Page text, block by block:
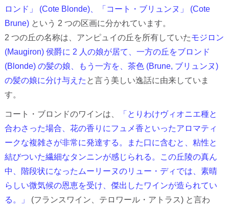
ロンド」 (Cote Blonde)、「コート・ブリュンヌ」 (Cote
Brune) という 2 つの区画に分かれています。
2 つの丘の名称は、アンピュイの丘を所有していたモジロン
(Maugiron) 侯爵に 2 人の娘が居て、一方の丘をブロンド
(Blonde) の髪の娘、もう一方を、茶色 (Brune, ブリュンヌ)
の髪の娘に分け与えた と言う美しい逸話に由来していま
す。
コート・ブロンドのワインは、
「とりわけヴィオニエ種と
合わさった場合、花の香りにフュメ香といったアロマティ
ークな複雑さが非常に発達する。また口に含むと、粘性と
結びついた繊細なタンニンが感じられる。この丘陵の真ん
中、階段状になったムーリーヌのリュー・ディでは、素晴
らしい微気候の恩恵を受け、傑出したワインが造られてい
る。」
(フランスワイン、テロワール・アトラス) と言わ